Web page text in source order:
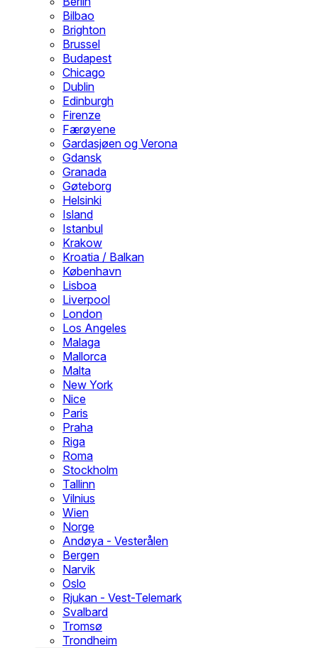
Bilbao
Brighton
Brussel
Budapest
Chicago
Dublin
Edinburgh
Firenze
Færøyene
Gardasjøen og Verona
Gdansk
Granada
Gøteborg
Helsinki
Island
Istanbul
Krakow
Kroatia / Balkan
København
Lisboa
Liverpool
London
Los Angeles
Malaga
Mallorca
Malta
New York
Nice
Paris
Praha
Riga
Roma
Stockholm
Tallinn
Vilnius
Wien
Norge
Andøya - Vesterålen
Bergen
Narvik
Oslo
Rjukan - Vest-Telemark
Svalbard
Tromsø
Trondheim